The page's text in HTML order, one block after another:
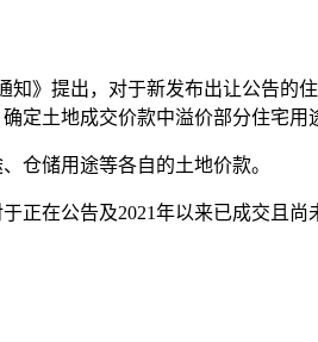
》提出，对于新发布出让公告的
定土地成交价款中溢价部分住宅用
储用途等各自的土地价款。
在公告及2021年以来已成交且尚